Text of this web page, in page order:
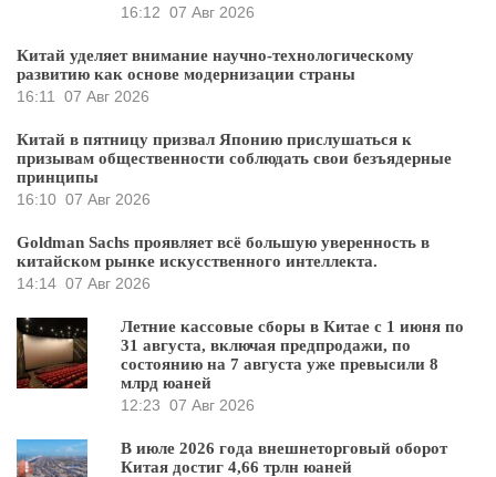
16:12 07 Авг 2026
Китай уделяет внимание научно-технологическому
развитию как основе модернизации страны
16:11
07 Авг 2026
Китай в пятницу призвал Японию прислушаться к
призывам общественности соблюдать свои безъядерные
принципы
16:10 07 Авг 2026
Goldman Sachs проявляет всё большую уверенность в
китайском рынке искусственного интеллекта.
14:14 07 Авг 2026
Летние кассовые сборы в Китае с 1 июня по
31 августа, включая предпродажи, по
состоянию на 7 августа уже превысили 8
млрд юаней
12:23 07 Авг 2026
В июле 2026 года внешнеторговый оборот
Китая достиг 4,66 трлн юаней